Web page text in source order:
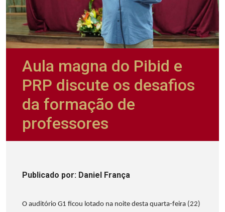
Aula magna do Pibid e
PRP discute os desafios
da formação de
professores
Publicado por: Daniel França
O auditório G1 ficou lotado na noite desta quarta-feira (22)